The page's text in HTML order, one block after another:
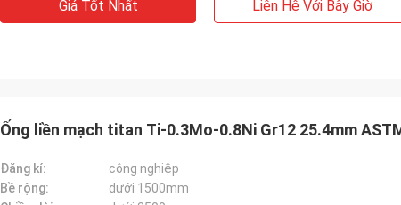
Giá Tốt Nhất Liên Hệ Với Bây Giờ
Ống liền mạch titan Ti-0.3Mo-0.8Ni Gr12 25.4mm
Đăng kí:
công nghiệp
Bề rộng:
dưới 1500mm